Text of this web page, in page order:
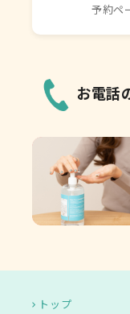
予約ペ
お電話
トップ